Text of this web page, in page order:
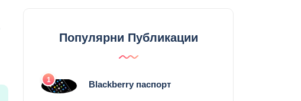
Популярни Публикации
1 Blackberry паспорт